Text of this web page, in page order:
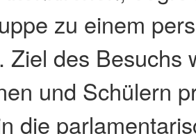
zu einem
Ziel des Besuchs
und Schülern
die